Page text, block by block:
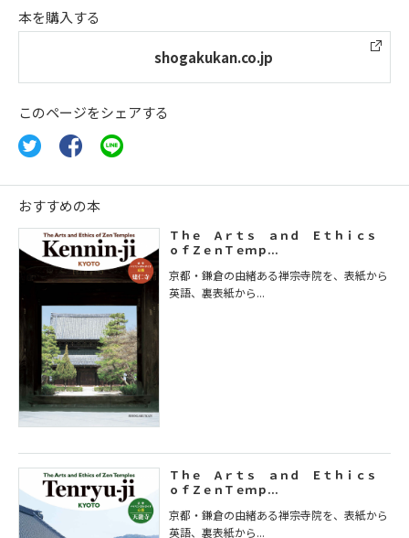
本を購入する
shogakukan.co.jp
このページをシェアする
おすすめの本
Ｔｈｅ Ａｒｔｓ ａｎｄ Ｅｔｈｉｃｓ
ｏｆＺｅｎＴｅｍｐ...
京都・鎌倉の由緒ある禅宗寺院を、表紙から
英語、裏表紙から...
Ｔｈｅ Ａｒｔｓ ａｎｄ Ｅｔｈｉｃｓ
ｏｆＺｅｎＴｅｍｐ...
京都・鎌倉の由緒ある禅宗寺院を、表紙から
英語、裏表紙から...